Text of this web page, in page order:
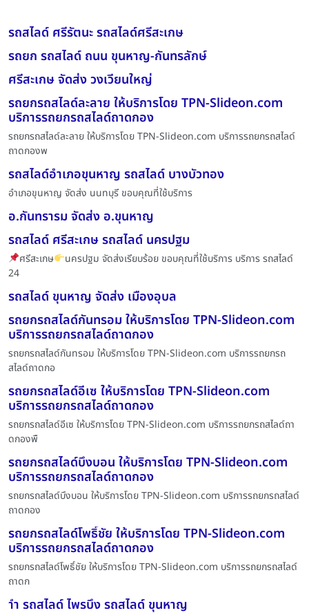
รถสไลด์ ศรีรัตนะ รถสไลด์ศรีสะเกษ
รถยก รถสไลด์ ถนน ขุนหาญ-กันทรลักษ์
ศรีสะเกษ จัดส่ง วงเวียนใหญ่
รถยกรถสไลด์ละลาย ให้บริการโดย TPN-Slideon.com
บริการรถยกรถสไลด์ถาดกอง
รถยกรถสไลด์ละลาย ให้บริการโดย TPN-Slideon.com บริการรถยกรถสไลด์
ถาดกองพ
รถสไลด์อำเภอขุนหาญ รถสไลด์ บางบัวทอง
อำเภอขุนหาญ จัดส่ง นนทบุรี ขอบคุณที่ใช้บริการ
อ.กันทรารม จัดส่ง อ.ขุนหาญ
รถสไลด์ ศรีสะเกษ รถสไลด์ นครปฐม
ศรีสะเกษ
นครปฐม จัดส่งเรียบร้อย ขอบคุณที่ใช้บริการ บริการ รถสไลด์
24
รถสไลด์ ขุนหาญ จัดส่ง เมืองอุบล
รถยกรถสไลด์กันทรอม ให้บริการโดย TPN-Slideon.com
บริการรถยกรถสไลด์ถาดกอง
รถยกรถสไลด์กันทรอม ให้บริการโดย TPN-Slideon.com บริการรถยกรถ
สไลด์ถาดกอ
รถยกรถสไลด์อีเซ ให้บริการโดย TPN-Slideon.com
บริการรถยกรถสไลด์ถาดกอง
รถยกรถสไลด์อีเซ ให้บริการโดย TPN-Slideon.com บริการรถยกรถสไลด์ถา
ดกองพื
รถยกรถสไลด์บึงบอน ให้บริการโดย TPN-Slideon.com
บริการรถยกรถสไลด์ถาดกอง
รถยกรถสไลด์บึงบอน ให้บริการโดย TPN-Slideon.com บริการรถยกรถสไลด์
ถาดกอง
รถยกรถสไลด์โพธิ์ชัย ให้บริการโดย TPN-Slideon.com
บริการรถยกรถสไลด์ถาดกอง
รถยกรถสไลด์โพธิ์ชัย ให้บริการโดย TPN-Slideon.com บริการรถยกรถสไลด์
ถาดก
ำำ รถสไลด์ ไพรบึง รถสไลด์ ขุนหาญ